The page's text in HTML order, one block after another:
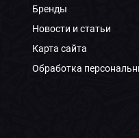
Бренды
Новости и статьи
Карта сайта
Обработка